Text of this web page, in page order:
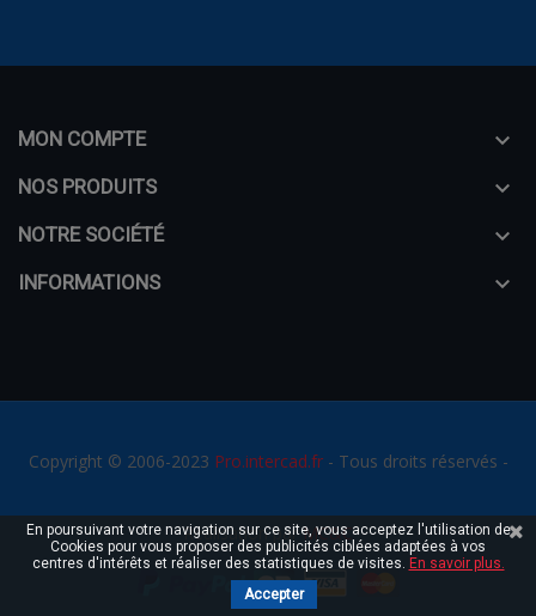
MON COMPTE 
NOS PRODUITS 
NOTRE SOCIÉTÉ 
INFORMATIONS 
Copyright © 2006-2023 Pro.intercad.fr- Tous droits réservés -
Réalisation parMC&C
En poursuivant votre navigation sur ce site, vous acceptez l'utilisation de
Cookies pour vous proposer des publicités ciblées adaptées à vos
centres d'intérêts et réaliser des statistiques de visites. En savoir plus.
Accepter